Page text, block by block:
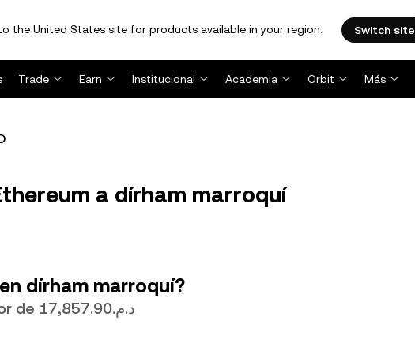
the United States site for products available in your region. Switch site
Trade Earn Institucional Academia Orbit Más
a dírham marroquí
dírham marroquí?
1 ETH actualmente tiene un valor de د.م.17,857.90